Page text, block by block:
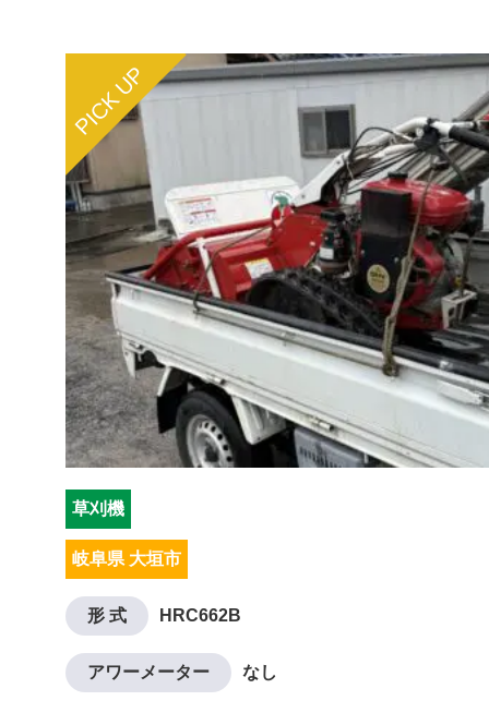
PICK UP
草刈機
岐阜県 大垣市
形 式 HRC662B
アワーメーター なし